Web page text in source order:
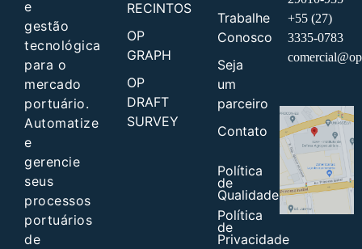
e
gestão
tecnológica
para o
mercado
portuário.
Automatize
e
gerencie
seus
processos
portuários
de
RECINTOS
OP
GRAPH
OP
DRAFT
SURVEY
Trabalhe
Conosco
Seja
um
parceiro
Contato
Política
de
Qualidade
Política
de
Privacidade
+55 (27)
3335-0783